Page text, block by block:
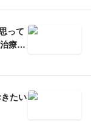
って
療の
たい